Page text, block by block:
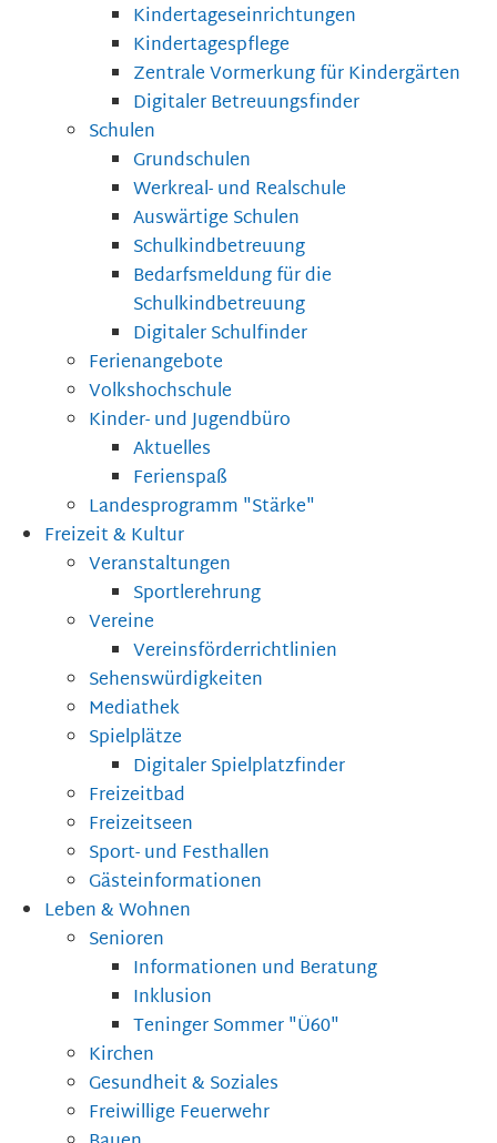
Kindertageseinrichtungen
Kindertagespflege
Zentrale Vormerkung für Kindergärten
Digitaler Betreuungsfinder
Schulen
Grundschulen
Werkreal- und Realschule
Auswärtige Schulen
Schulkindbetreuung
Bedarfsmeldung für die
Schulkindbetreuung
Digitaler Schulfinder
Ferienangebote
Volkshochschule
Kinder- und Jugendbüro
Aktuelles
Ferienspaß
Landesprogramm "Stärke"
Freizeit & Kultur
Veranstaltungen
Sportlerehrung
Vereine
Vereinsförderrichtlinien
Sehenswürdigkeiten
Mediathek
Spielplätze
Digitaler Spielplatzfinder
Freizeitbad
Freizeitseen
Sport- und Festhallen
Gästeinformationen
Leben & Wohnen
Senioren
Informationen und Beratung
Inklusion
Teninger Sommer "Ü60"
Kirchen
Gesundheit & Soziales
Freiwillige Feuerwehr